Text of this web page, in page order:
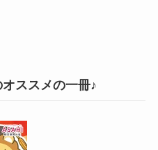
ススメの一冊♪